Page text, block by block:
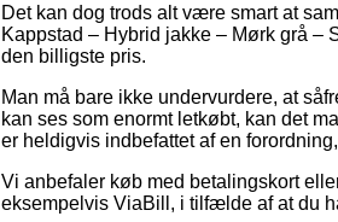
Det kan dog trods alt være smart at
Kappstad – Hybrid jakke – Mørk grå –
den billigste pris.
Man må bare ikke undervurdere, at
kan ses som enormt letkøbt, kan det
er heldigvis indbefattet af en
Vi anbefaler køb med betalingskort
eksempelvis ViaBill, i tilfælde af at du